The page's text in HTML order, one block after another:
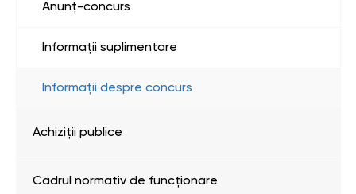
Anunț-concurs
Informații suplimentare
Informații despre concurs
Achiziţii publice
Cadrul normativ de funcționare